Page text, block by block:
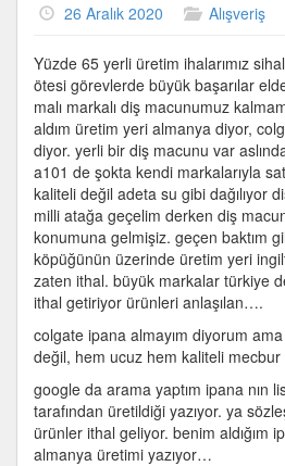
26 Aralık 2020 Alışveriş
Yüzde 65 yerli üretim ihalarımız
ötesi görevlerde büyük başarılar
malı markalı diş macunumuz
aldım üretim yeri almanya diyor,
diyor. yerli bir diş macunu var
a101 de şokta kendi markalarıyla
kaliteli değil adeta su gibi dağılıyor
milli atağa geçelim derken diş
konumuna gelmişiz. geçen baktım
köpüğünün üzerinde üretim yeri
zaten ithal. büyük markalar türkiye
ithal getiriyor ürünleri anlaşılan….
colgate ipana almayım diyorum
değil, hem ucuz hem kaliteli
google da arama yaptım ipana nın
tarafından üretildiği yazıyor. ya
ürünler ithal geliyor. benim aldığım
almanya üretimi yazıyor…